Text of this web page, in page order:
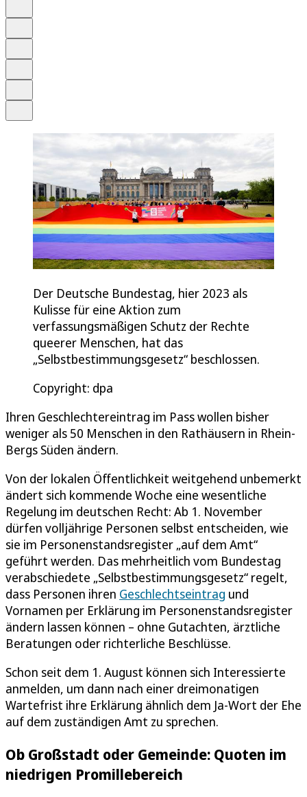
Der Deutsche Bundestag, hier 2023 als
Kulisse für eine Aktion zum
verfassungsmäßigen Schutz der Rechte
queerer Menschen, hat das
„Selbstbestimmungsgesetz“ beschlossen.
Copyright: dpa
Ihren Geschlechtereintrag im Pass wollen bisher
weniger als 50 Menschen in den Rathäusern in Rhein-
Bergs Süden ändern.
Von der lokalen Öffentlichkeit weitgehend unbemerkt
ändert sich kommende Woche eine wesentliche
Regelung im deutschen Recht: Ab 1. November
dürfen volljährige Personen selbst entscheiden, wie
sie im Personenstandsregister „auf dem Amt“
geführt werden. Das mehrheitlich vom Bundestag
verabschiedete „Selbstbestimmungsgesetz“ regelt,
dass Personen ihren Geschlechtseintrag und
Vornamen per Erklärung im Personenstandsregister
ändern lassen können – ohne Gutachten, ärztliche
Beratungen oder richterliche Beschlüsse.
Schon seit dem 1. August können sich Interessierte
anmelden, um dann nach einer dreimonatigen
Wartefrist ihre Erklärung ähnlich dem Ja-Wort der Ehe
auf dem zuständigen Amt zu sprechen.
Ob Großstadt oder Gemeinde: Quoten im
niedrigen Promillebereich